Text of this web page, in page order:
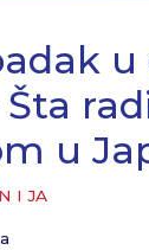
u
u
I JA